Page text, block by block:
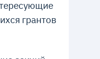
грантов